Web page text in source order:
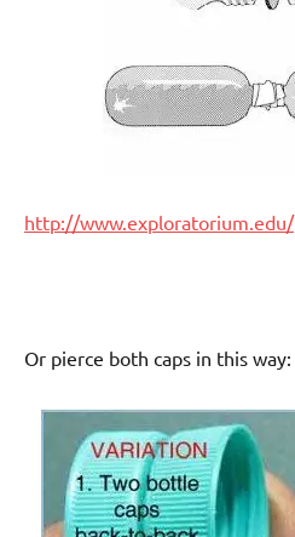
http://www.exploratorium.edu/
Or pierce both caps in this way: